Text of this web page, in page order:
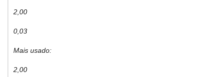
2,00
0,03
Mais usado:
2,00